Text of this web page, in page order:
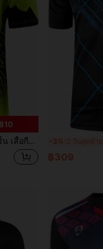
10
นนิส, กอล์ฟ, โบว์ลิ่ง, วิ่ง, LSL229 กีฬาฤดูร้อน -3% 2 วันสุดท้าย
฿309